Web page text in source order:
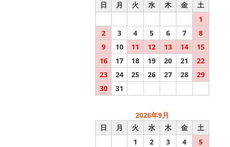
日
月 火 水 木 金
土
1
2
3 4 5 6 7
8
9
10 11 12 13 14
15
16
17 18 19 20 21
22
23
24 25 26 27 28
29
30
31
2026年9月
日
月 火 水 木 金
土
1
2 3 4
5